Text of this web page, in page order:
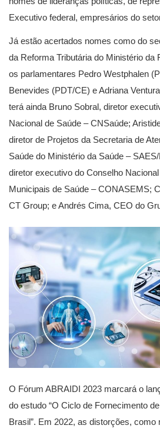
Executivo federal, empresários do
Já estão acertados nomes como do
da Reforma Tributária do Ministério da
os parlamentares Pedro Westphalen
Benevides (PDT/CE) e Adriana
terá ainda Bruno Sobral, diretor
Nacional de Saúde – CNSaúde;
diretor de Projetos da Secretaria de
Saúde do Ministério da Saúde –
diretor executivo do Conselho
Municipais de Saúde – CONASEMS;
CT Group; e Andrés Cima, CEO do
O Fórum ABRAIDI 2023 marcará o
do estudo “O Ciclo de Fornecimento
Brasil”. Em 2022, as distorções, como